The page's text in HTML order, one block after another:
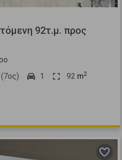
92τ.μ. προς
1 92 m2